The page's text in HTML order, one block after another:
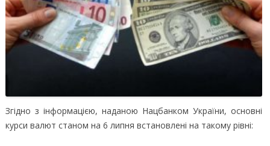
Згідно з інформацією, наданою Нацбанком України, основні
курси валют станом на 6 липня встановлені на такому рівні: